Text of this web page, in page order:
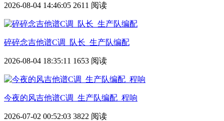
2026-08-04 14:46:05 2611 阅读
碎碎念吉他谱C调_队长_生产队编配
2026-08-04 18:35:11 1653 阅读
今夜的风吉他谱C调_生产队编配_程响
2026-07-02 00:52:03 3822 阅读